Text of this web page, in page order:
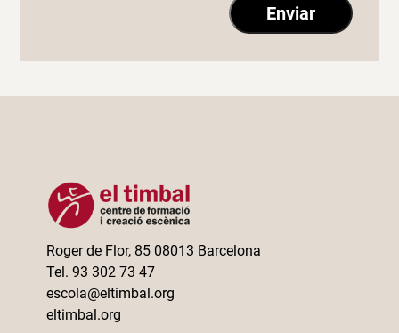
Roger de Flor, 85 08013 Barcelona
Tel. 93 302 73 47
escola@eltimbal.org
eltimbal.org